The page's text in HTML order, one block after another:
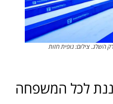
השלג. צילום: נופית חזות
לכל המשפחה